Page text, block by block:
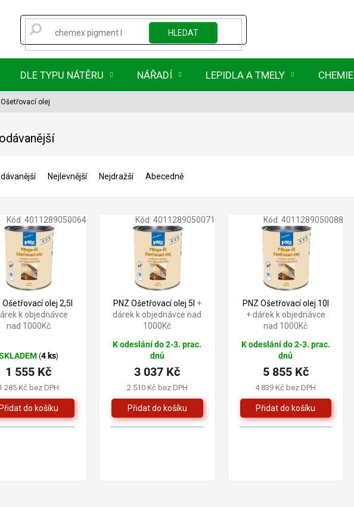
HLEDAT
DLE TYPU NÁTĚRU NÁŘADÍ LEPIDLA A TMELY CHEMIE
Ošetřovací olej
Nejlevnější Nejdražší Abecedně
Ošetřovací olej 2,5l
k objednávce
nad 1000Kč
(4 ks)
285 Kč bez DPH
1 555 Kč
Kód: 4011289050064
PNZ Ošetřovací olej 5l +
dárek k objednávce nad
1000Kč
K odeslání do 2-3. prac.
dnů
2 510 Kč bez DPH
3 037 Kč
Kód: 4011289050071
PNZ Ošetřovací olej 10l
+ dárek k objednávce
nad 1000Kč
K odeslání do 2-3. prac.
dnů
4 839 Kč bez DPH
5 855 Kč
Kód:4011289050088